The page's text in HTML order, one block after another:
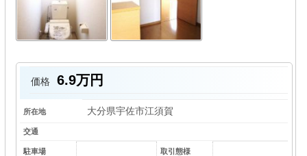
価格 6.9万円
所在地 大分県宇佐市江須賀
交通
駐車場
取引態様